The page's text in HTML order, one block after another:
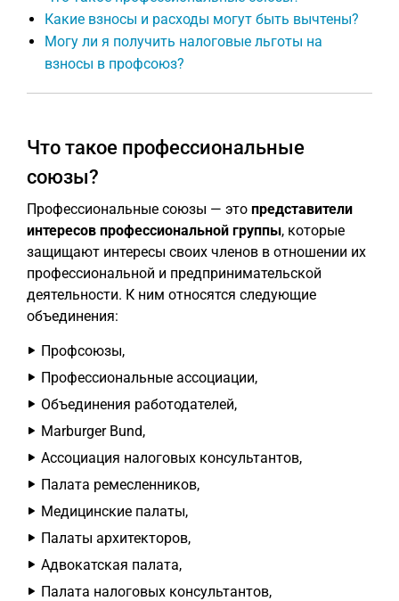
Какие взносы и расходы могут быть вычтены?
Могу ли я получить налоговые льготы на
взносы в профсоюз?
Что такое профессиональные
союзы?
Профессиональные союзы — это представители
интересов профессиональной группы, которые
защищают интересы своих членов в отношении их
профессиональной и предпринимательской
деятельности. К ним относятся следующие
объединения:
Профсоюзы,
Профессиональные ассоциации,
Объединения работодателей,
Marburger Bund,
Ассоциация налоговых консультантов,
Палата ремесленников,
Медицинские палаты,
Палаты архитекторов,
Адвокатская палата,
Палата налоговых консультантов,